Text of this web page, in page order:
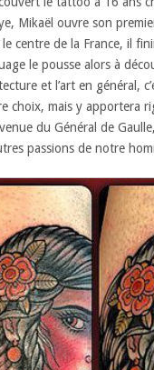
Mikaë l ouvre son
centre de la France, il
le pousse alors à
et l’art en général,
choix, mais y apportera
du Général de
passions de notre